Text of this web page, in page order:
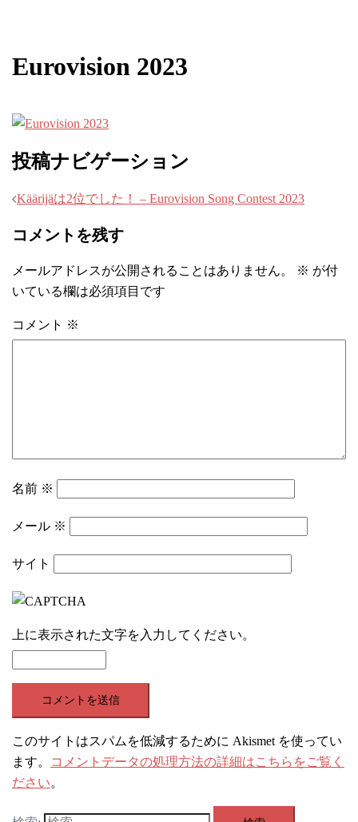
Eurovision 2023
投稿ナビゲーション
Käärijäは2位でした！ – Eurovision Song Contest 2023
コメントを残す
メールアドレスが公開されることはありません。 ※ が付
いている欄は必須項目です
コメント ※
名前 ※
メール ※
サイト
上に表示された文字を入力してください。
このサイトはスパムを低減するために Akismet を使ってい
ます。
コメントデータの処理方法の詳細はこちらをご覧く
ださい。